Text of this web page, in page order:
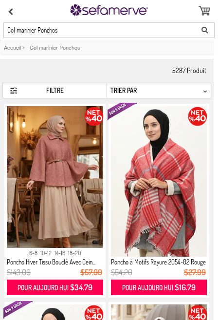
Col marinier Ponchos
Accueil > Col marinier Ponchos
5287Produit
FILTRE
6-8 10-12 14-16 18-20
Poncho Hiver Tissu Bouclé Avec Cein...
$143.00 $57.99
POUR AUJOURD HUI $34.79
Poncho à Motifs Rayure 2054-02 Rouge
$54.20 $27.99
POUR AUJOURD HUI $16.79